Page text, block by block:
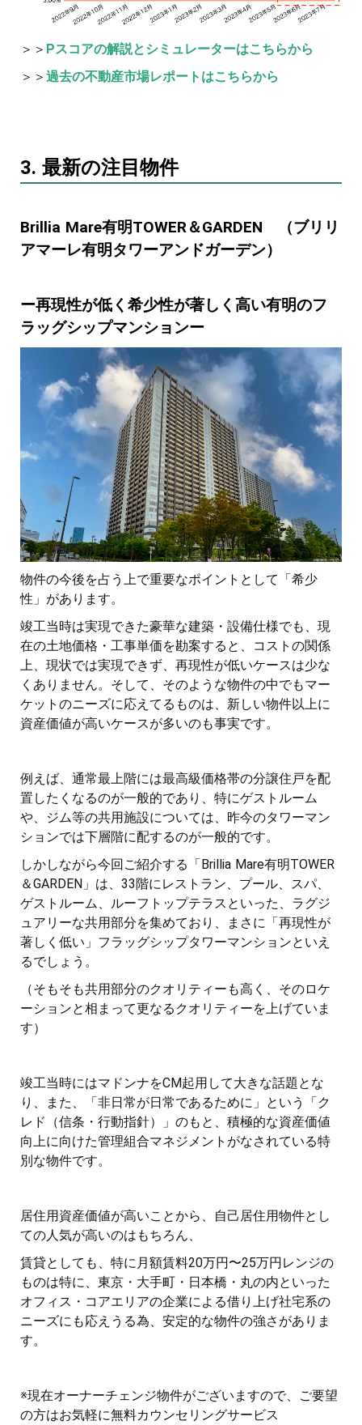
＞＞ Pスコアの解説とシミュレーターはこちらから
＞＞ 過去の不動産市場レポートはこちらから
3. 最新の注目物件
Brillia Mare有明TOWER＆GARDEN （ブリリ
アマーレ有明タワーアンドガーデン）
ー再現性が低く希少性が著しく高い有明のフ
ラッグシップマンションー
物件の今後を占う上で重要なポイントとして「希少
性」があります。
竣工当時は実現できた豪華な建築・設備仕様でも、現
在の土地価格・工事単価を勘案すると、コストの関係
上、現状では実現できず、再現性が低いケースは少な
くありません。そして、そのような物件の中でもマー
ケットのニーズに応えてるものは、新しい物件以上に
資産価値が高いケースが多いのも事実です。
例えば、通常最上階には最高級価格帯の分譲住戸を配
置したくなるのが一般的であり、特にゲストルーム
や、ジム等の共用施設については、昨今のタワーマン
ションでは下層階に配するのが一般的です。
しかしながら今回ご紹介する「Brillia Mare有明TOWER
＆GARDEN」は、33階にレストラン、プール、スパ、
ゲストルーム、ルーフトップテラスといった、ラグジ
ュアリーな共用部分を集めており、まさに「再現性が
著しく低い」フラッグシップタワーマンションといえ
るでしょう。
（そもそも共用部分のクオリティーも高く、そのロケ
ーションと相まって更なるクオリティーを上げていま
す）
竣工当時にはマドンナをCM起用して大きな話題とな
り、また、「非日常が日常であるために」という「ク
レド（信条・行動指針）」のもと、積極的な資産価値
向上に向けた管理組合マネジメントがなされている特
別な物件です。
居住用資産価値が高いことから、自己居住用物件とし
ての人気が高いのはもちろん、
賃貸としても、特に月額賃料20万円〜25万円レンジの
ものは特に、東京・大手町・日本橋・丸の内といった
オフィス・コアエリアの企業による借り上げ社宅系の
ニーズにも応えうる為、安定的な物件の強さがありま
す。
※現在オーナーチェンジ物件がございますので、ご要望
の方はお気軽に無料カウンセリングサービス